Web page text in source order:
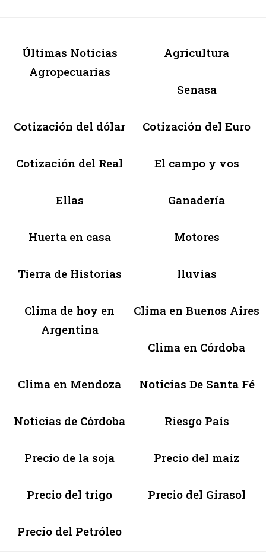
Últimas Noticias
Agropecuarias
Agricultura
Senasa
Cotización del dólar Cotización del Euro
Cotización del Real El campo y vos
Ellas Ganadería
Huerta en casa Motores
Tierra de Historias lluvias
Clima de hoy en
Argentina
Clima en Buenos Aires
Clima en Córdoba
Clima en Mendoza Noticias De Santa Fé
Noticias de Córdoba Riesgo País
Precio de la soja Precio del maíz
Precio del trigo Precio del Girasol
Precio del Petróleo